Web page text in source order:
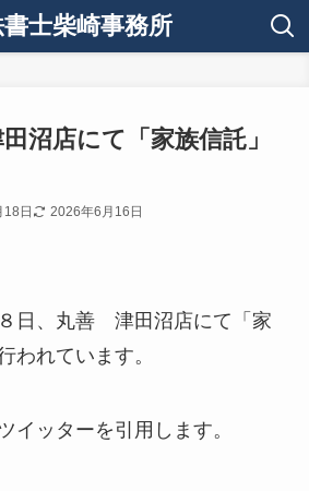
士柴崎事務所
沼店にて「家族信託」
日 2026年6月16日
日、丸善 津田沼店にて「家
われています。
ッターを引用します。